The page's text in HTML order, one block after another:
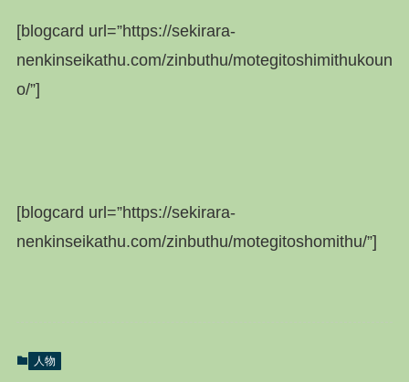
[blogcard url=”https://sekirara-
nenkinseikathu.com/zinbuthu/motegitoshimithukoun
o/”]
[blogcard url=”https://sekirara-
nenkinseikathu.com/zinbuthu/motegitoshomithu/”]
人物